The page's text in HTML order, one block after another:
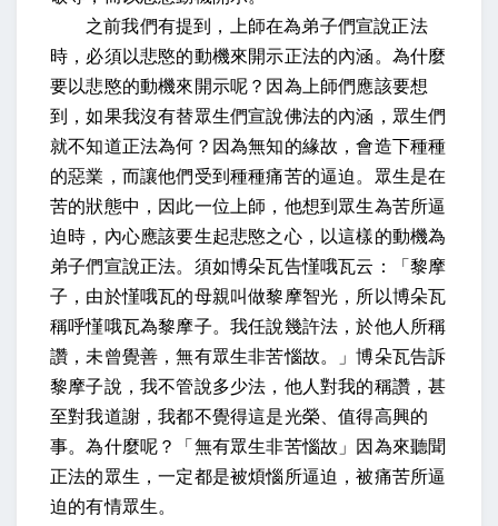
之前我們有提到，上師在為弟子們宣說正法
時，必須以悲愍的動機來開示正法的內涵。為什麼
要以悲愍的動機來開示呢？因為上師們應該要想
到，如果我沒有替眾生們宣說佛法的內涵，眾生們
就不知道正法為何？因為無知的緣故，會造下種種
的惡業，而讓他們受到種種痛苦的逼迫。眾生是在
苦的狀態中，因此一位上師，他想到眾生為苦所逼
迫時，內心應該要生起悲愍之心，以這樣的動機為
弟子們宣說正法。 須如博朵瓦告慬哦瓦云：「黎摩
子 ，由於慬哦瓦的母親叫做黎摩智光，所以博朵瓦
稱呼慬哦瓦為黎摩子。 我任說幾許法，於他人所稱
讚，未曾覺善，無有眾生非苦惱故。」博朵瓦告訴
黎摩子說，我不管說多少法，他人對我的稱讚，甚
至對我道謝，我都不覺得這是光榮、值得高興的
事。為什麼呢？「無有眾生非苦惱故」因為來聽聞
正法的眾生，一定都是被煩惱所逼迫，被痛苦所逼
迫的有情眾生。